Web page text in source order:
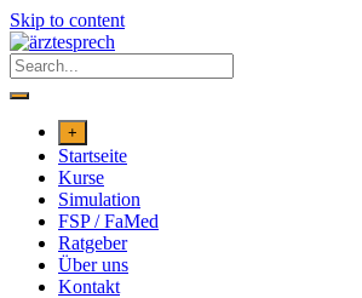
Skip to content
+
Startseite
Kurse
Simulation
FSP / FaMed
Ratgeber
Über uns
Kontakt